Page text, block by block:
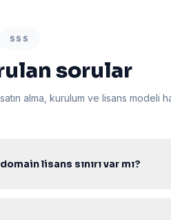
SSS
sorular
alma, kurulum ve lisans modeli
lisans sınırı var mı?